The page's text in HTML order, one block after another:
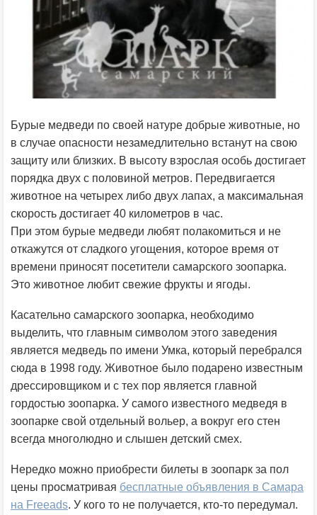
Бурые медведи по своей натуре добрые животные, но
в случае опасности незамедлительно встанут на свою
защиту или близких. В высоту взрослая особь достигает
порядка двух с половиной метров. Передвигается
животное на четырех либо двух лапах, а максимальная
скорость достигает 40 километров в час.
При этом бурые медведи любят полакомиться и не
откажутся от сладкого угощения, которое время от
времени приносят посетители самарского зоопарка.
Это животное любит свежие фрукты и ягоды.
Касательно самарского зоопарка, необходимо
выделить, что главным символом этого заведения
является медведь по имени Умка, который перебрался
сюда в 1998 году. Животное было подарено известным
дрессировщиком и с тех пор является главной
гордостью зоопарка. У самого известного медведя в
зоопарке свой отдельный вольер, а вокруг его стен
всегда многолюдно и слышен детский смех.
Нередко можно приобрести билеты в зоопарк за пол
цены просматривая бесплатные объявления в Самара
на Freeads. У кого то не получается, кто-то передумал.